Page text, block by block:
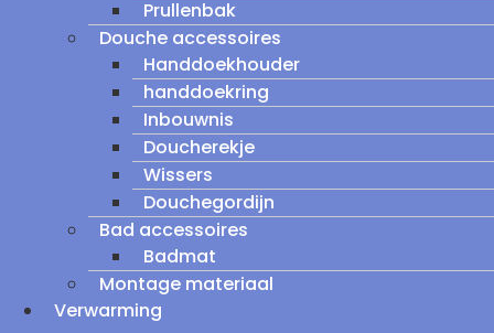
Prullenbak
Douche accessoires
Handdoekhouder
handdoekring
Inbouwnis
Doucherekje
Wissers
Douchegordijn
Bad accessoires
Badmat
Montage materiaal
Verwarming